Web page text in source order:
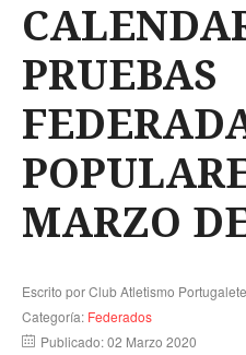
PRUEBAS
MARZO
Escrito porClub Atletismo Portugalete
Categoría: Federados
Publicado: 02 Marzo 2020